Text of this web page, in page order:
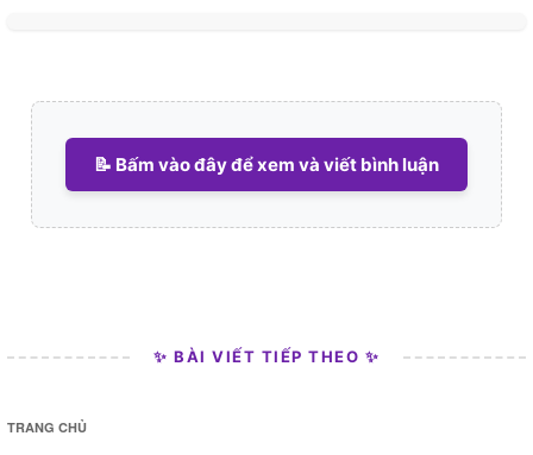
📝 Bấm vào đây để xem và viết bình luận
✨ BÀI VIẾT TIẾP THEO ✨
TRANG CHỦ